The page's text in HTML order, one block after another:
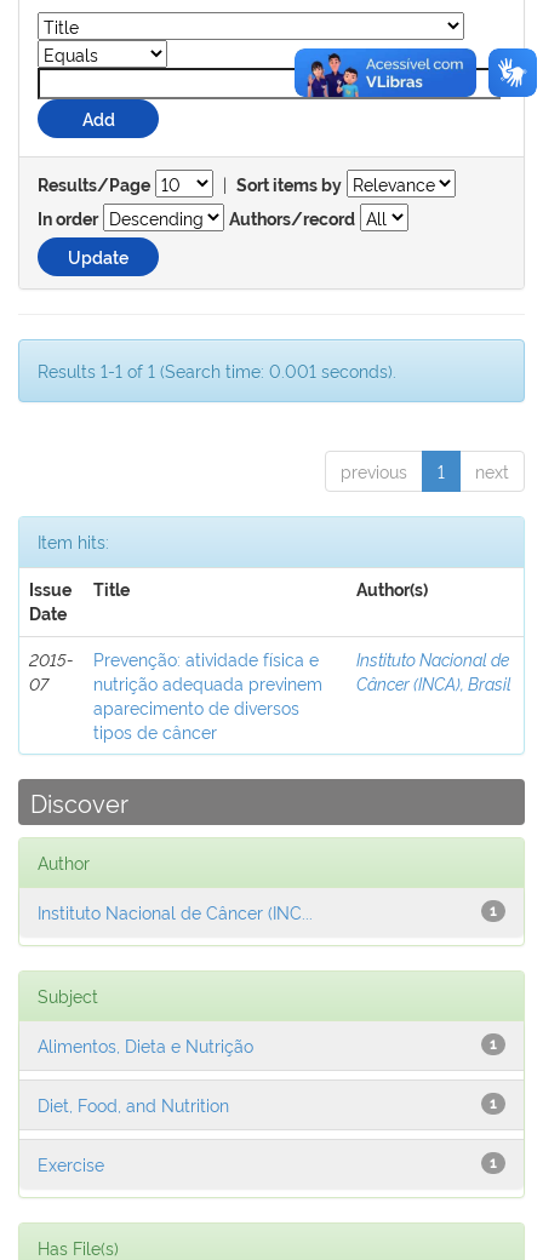
Results/Page | Sort items by
In order
Authors/record
Results 1-1 of 1 (Search time: 0.001 seconds).
previous 1 next
Item hits:
Issue
Date
Title Author(s)
2015-
07
Prevenção: atividade física e
nutrição adequada previnem
aparecimento de diversos
tipos de câncer
Instituto Nacional de
Câncer (INCA), Brasil
Discover
Author
1
Instituto Nacional de Câncer (INC...
Subject
1
Alimentos, Dieta e Nutrição
1
Diet, Food, and Nutrition
1
Exercise
Has File(s)